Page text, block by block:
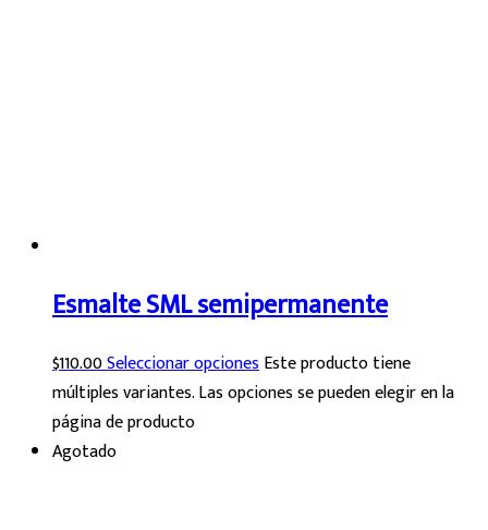
Esmalte SML semipermanente
$110.00Seleccionar opcionesEste producto tiene
múltiples variantes. Las opciones se pueden elegir en la
página de producto
Agotado